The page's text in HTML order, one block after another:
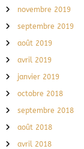
novembre 2019
septembre 2019
août 2019
avril 2019
janvier 2019
octobre 2018
septembre 2018
août 2018
avril 2018